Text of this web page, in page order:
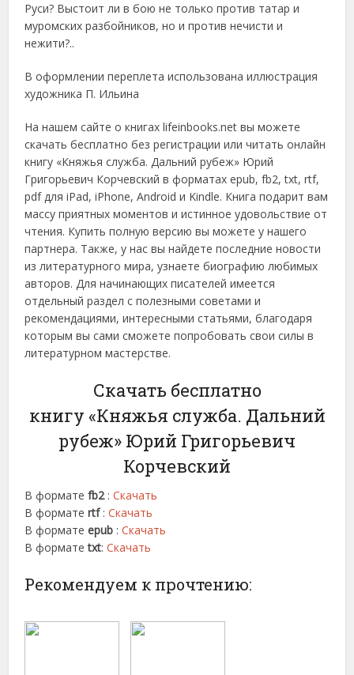
Руси? Выстоит ли в бою не только против татар и
муромских разбойников, но и против нечисти и
нежити?..
В оформлении переплета использована иллюстрация
художника П. Ильина
На нашем сайте о книгах lifeinbooks.net вы можете
скачать бесплатно без регистрации или читать онлайн
книгу «Княжья служба. Дальний рубеж» Юрий
Григорьевич Корчевский в форматах epub, fb2, txt, rtf,
pdf для iPad, iPhone, Android и Kindle. Книга подарит вам
массу приятных моментов и истинное удовольствие от
чтения. Купить полную версию вы можете у нашего
партнера. Также, у нас вы найдете последние новости
из литературного мира, узнаете биографию любимых
авторов. Для начинающих писателей имеется
отдельный раздел с полезными советами и
рекомендациями, интересными статьями, благодаря
которым вы сами сможете попробовать свои силы в
литературном мастерстве.
Скачать бесплатно
книгу «Княжья служба. Дальний
рубеж» Юрий Григорьевич
Корчевский
В форматеfb2:Скачать
В форматеrtf :Скачать
В форматеepub :Скачать
В форматеtxt:Скачать
Рекомендуем к прочтению: